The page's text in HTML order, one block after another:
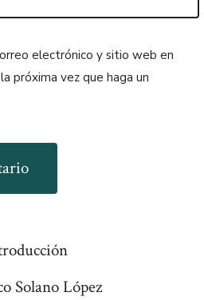
electrónico y sitio web en
próxima vez que haga un
Solano López